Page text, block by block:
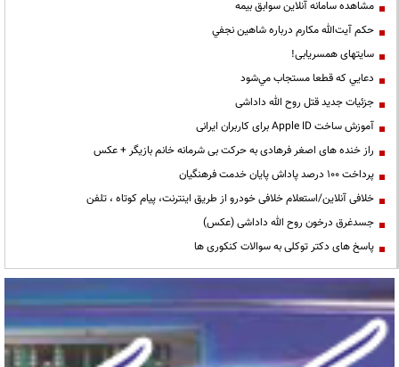
مشاهده سامانه آنلاين سوابق بیمه
حكم آيت‌الله مكارم درباره شاهين نجفي
سایتهای همسریابی!
دعايي كه قطعا مستجاب مي‌شود
جزئیات جدید قتل روح الله داداشی
آموزش ساخت Apple ID برای کاربران ایرانی
راز خنده های اصغر فرهادی به حرکت بی شرمانه خانم بازیگر + عکس
پرداخت ۱۰۰ درصد پاداش پایان خدمت فرهنگیان
خلافی آنلاین/استعلام خلافی خودرو از طریق اینترنت، پیام کوتاه ، تلفن
جسدغرق درخون روح الله داداشی (عکس)
پاسخ های دکتر توکلی به سوالات کنکوری ها